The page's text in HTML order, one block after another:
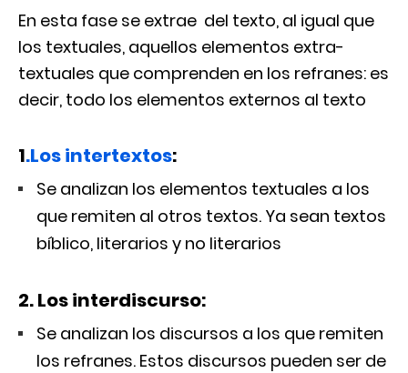
En esta fase se extrae del texto, al igual que
los textuales, aquellos elementos extra-
textuales que comprenden en los refranes: es
decir, todo los elementos externos al texto
1.Los intertextos:
Se analizan los elementos textuales a los
que remiten al otros textos. Ya sean textos
bíblico, literarios y no literarios
2. Los interdiscurso:
Se analizan los discursos a los que remiten
los refranes. Estos discursos pueden ser de